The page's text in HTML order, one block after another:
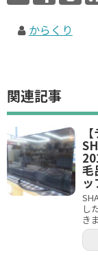
からくり
関連記事
毛
ッ
し
き